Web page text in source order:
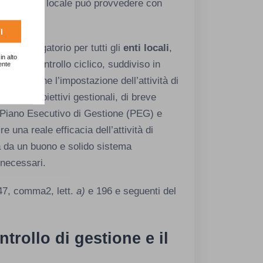
alto
l’ente locale può provvedere con
è obbligatorio per tutti glienti locali,
È un controllo ciclico, suddiviso in
che l’impostazione dell’attività di
degli obiettivi gestionali, di breve
Esecutivo di Gestione (PEG) e
una reale efficacia dell’attività di
un buono e solido sistema
comma2, lett.a) e 196 e seguenti del
di gestione e il